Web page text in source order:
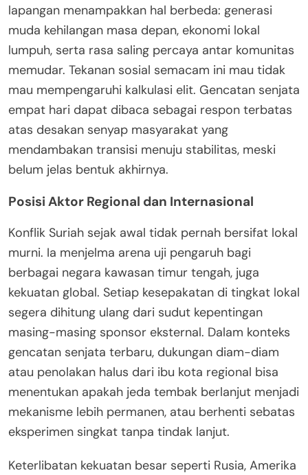
lapangan menampakkan hal berbeda: generasi
muda kehilangan masa depan, ekonomi lokal
lumpuh, serta rasa saling percaya antar komunitas
memudar. Tekanan sosial semacam ini mau tidak
mau mempengaruhi kalkulasi elit. Gencatan senjata
empat hari dapat dibaca sebagai respon terbatas
atas desakan senyap masyarakat yang
mendambakan transisi menuju stabilitas, meski
belum jelas bentuk akhirnya.
Posisi Aktor Regional dan Internasional
Konflik Suriah sejak awal tidak pernah bersifat lokal
murni. Ia menjelma arena uji pengaruh bagi
berbagai negara kawasan timur tengah, juga
kekuatan global. Setiap kesepakatan di tingkat lokal
segera dihitung ulang dari sudut kepentingan
masing-masing sponsor eksternal. Dalam konteks
gencatan senjata terbaru, dukungan diam-diam
atau penolakan halus dari ibu kota regional bisa
menentukan apakah jeda tembak berlanjut menjadi
mekanisme lebih permanen, atau berhenti sebatas
eksperimen singkat tanpa tindak lanjut.
Keterlibatan kekuatan besar seperti Rusia, Amerika